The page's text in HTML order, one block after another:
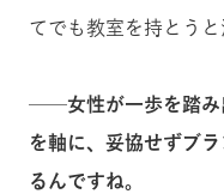
てでも教室を持とうと
──女性が一歩を踏
を軸に、妥協せずブ
るんですね。